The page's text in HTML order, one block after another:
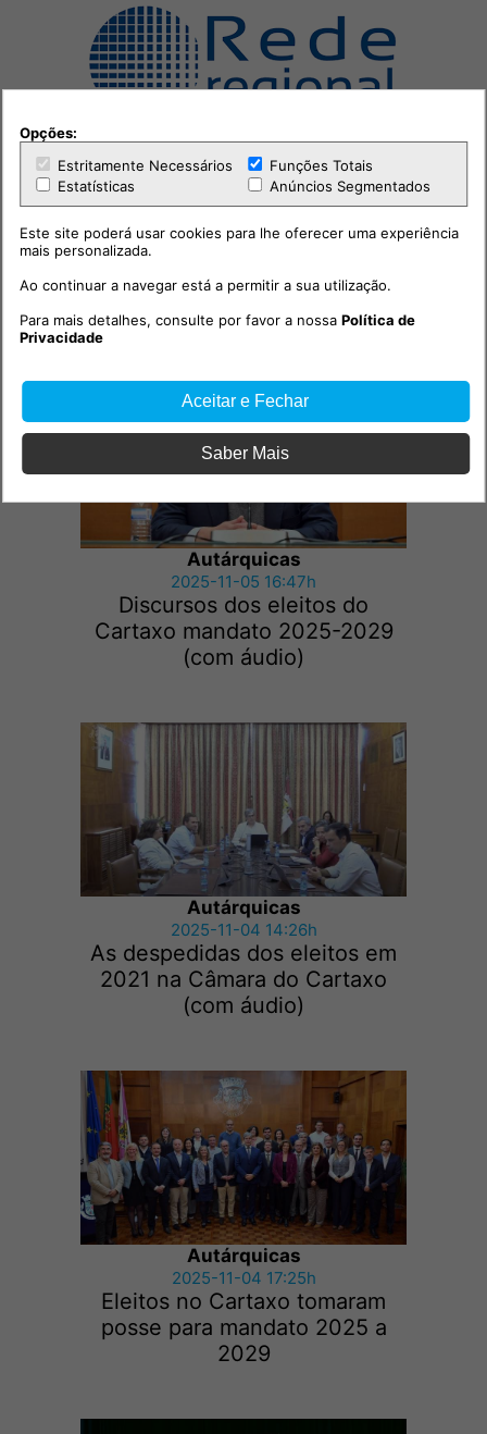
Outras notícias
Autárquicas
2025-11-05 16:47h
Discursos dos eleitos do
Cartaxo mandato 2025-2029
(com áudio)
Autárquicas
2025-11-04 14:26h
As despedidas dos eleitos em
2021 na Câmara do Cartaxo
(com áudio)
Autárquicas
2025-11-04 17:25h
Eleitos no Cartaxo tomaram
posse para mandato 2025 a
2029
Opções:
Estritamente Necessários
Funções Totais
Estatísticas
Anúncios Segmentados
Este site poderá usar cookies para lhe oferecer uma experiência
mais personalizada.
Ao continuar a navegar está a permitir a sua utilização.
Para mais detalhes, consulte por favor a nossaPolítica de
Privacidade
Aceitar e Fechar
Saber Mais